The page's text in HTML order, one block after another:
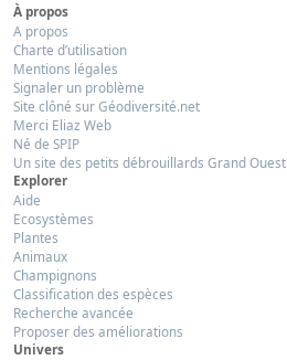
À propos
A propos
Charte d’utilisation
Mentions légales
Signaler un problème
Site clôné sur Géodiversité.net
Merci Eliaz Web
Né de SPIP
Un site des petits débrouillards Grand Ouest
Explorer
Aide
Ecosystèmes
Plantes
Animaux
Champignons
Classification des espèces
Recherche avancée
Proposer des améliorations
Univers